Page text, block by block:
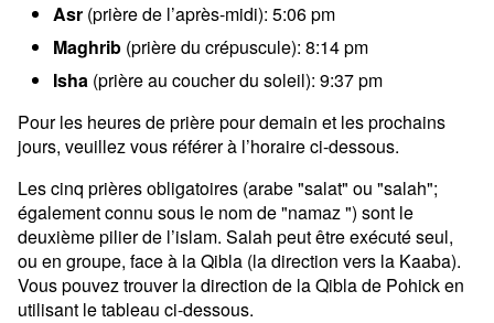
Asr (prière de l’après-midi): 5:06 pm
Maghrib (prière du crépuscule): 8:14 pm
Isha (prière au coucher du soleil): 9:37 pm
Pour les heures de prière pour demain et les prochains
jours, veuillez vous référer à l’horaire ci-dessous.
Les cinq prières obligatoires (arabe "salat" ou "salah";
également connu sous le nom de "namaz ") sont le
deuxième pilier de l’islam. Salah peut être exécuté seul,
ou en groupe, face à la Qibla (la direction vers la Kaaba).
Vous pouvez trouver la direction de la Qibla de Pohick en
utilisant le tableau ci-dessous.